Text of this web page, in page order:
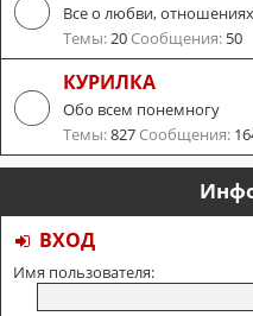
Все о любви,
Темы:20 Сообщения: 50
КУРИЛКА
Обо всем понемногу
Темы:827 Сообщения:
ВХОД
Имя пользователя: